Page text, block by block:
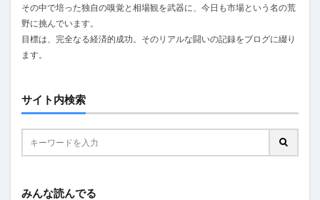
その中で培った独自の嗅覚と相場観を武器に、今日も市場という名の荒
野に挑んでいます。
目標は、完全なる経済的成功。そのリアルな闘いの記録をブログに綴り
ます。
サイト内検索
みんな読んでる